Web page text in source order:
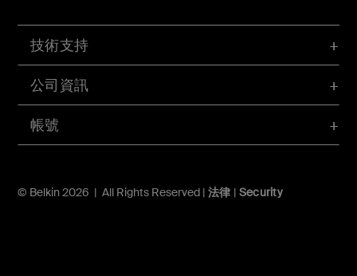
帳號
技術支持
公司資訊
© Belkin 2026 | All Rights Reserved | 法律 | Security